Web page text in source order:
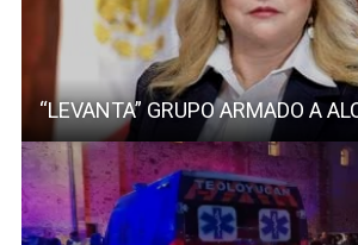
“LEVANTA” GRUPO ARMADO A